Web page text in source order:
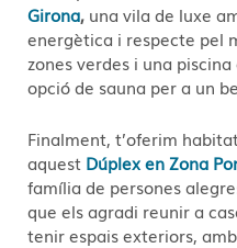
Girona, una vila de luxe
energètica i respecte pel
zones verdes i una
opció de sauna per a un
Finalment, t’oferim
aquest Dúplex en Zona
família de persones
que els agradi reunir a
tenir espais exteriors,